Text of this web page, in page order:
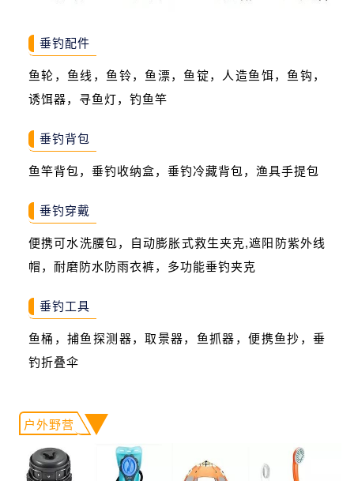
垂钓配件
鱼轮，鱼线，鱼铃，鱼漂，鱼锭，人造鱼饵，鱼钩，
诱饵器，寻鱼灯，钓鱼竿
垂钓背包
鱼竿背包，垂钓收纳盒，垂钓冷藏背包，渔具手提包
垂钓穿戴
便携可水洗腰包，自动膨胀式救生夹克,遮阳防紫外线
帽，耐磨防水防雨衣裤，多功能垂钓夹克
垂钓工具
鱼桶，捕鱼探测器，取景器，鱼抓器，便携鱼抄，垂
钓折叠伞
户外野营